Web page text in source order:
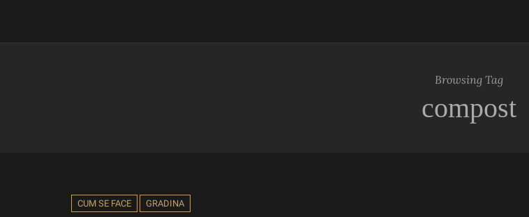
Browsing Tag
compost
CUM SE FACE GRADINA